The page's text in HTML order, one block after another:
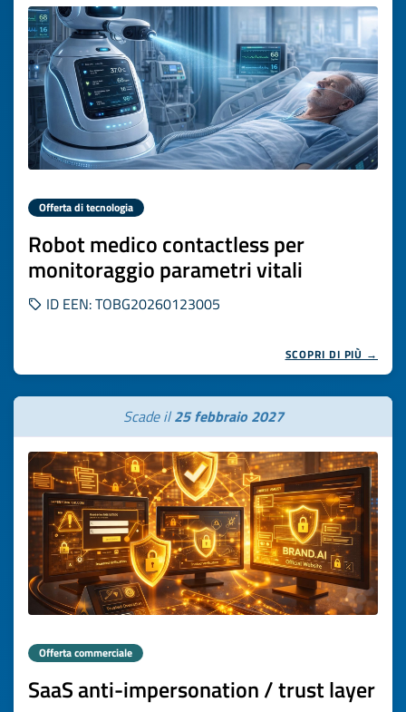
Offerta di tecnologia
Robot medico contactless per
monitoraggio parametri vitali
ID EEN: TOBG20260123005
SCOPRI DI PIÙ →
Scade il25 febbraio 2027
Offerta commerciale
SaaS anti-impersonation / trust layer